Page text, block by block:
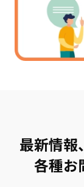
ビジネ
コミュ
プレゼ
ファシリ
専門知識
生産性向
最新情報
各種お